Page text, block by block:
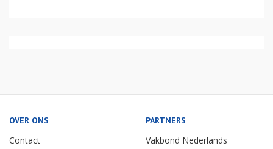
OVER ONS
Contact
PARTNERS
Vakbond Nederlands